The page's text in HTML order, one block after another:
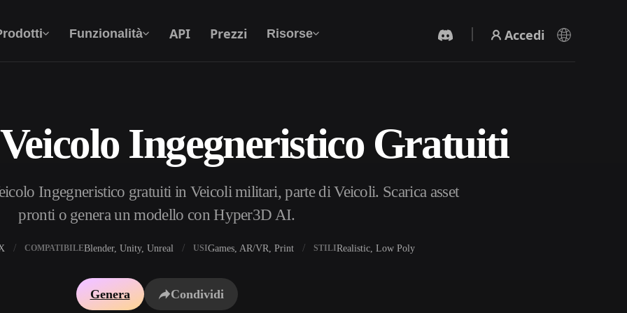
Funzionalità API Prezzi Risorse Accedi
Da Testo A 3D
Dal prompt di testo all'oggetto 3D —
all'istante.
Generatore Video IA
Crea video da testo o immagini con l'AI.
API
tuo flusso di lavoro.
Convertitore da SVG a 3D
Ingegneristico Gratuiti
Ingegneristico gratuiti in Veicoli militari, parte di Veicoli. Scarica asset
pronti o genera un modello con Hyper3D AI.
COMPATIBILEBlender, Unity, Unreal USIGames, AR/VR, Print STILIRealistic, Low Poly
Genera Condividi